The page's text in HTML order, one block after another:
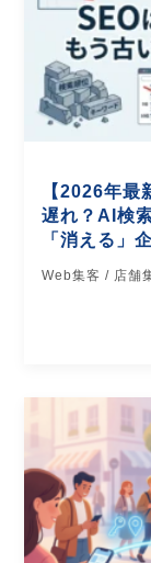
【2026年
遅れ？AI検
「消える」
Web集客 / 店舗